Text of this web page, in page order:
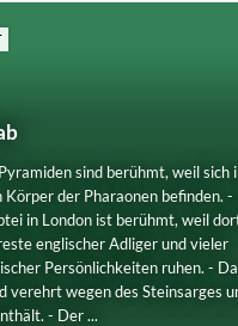
sind berühmt, weil sich
der Pharaonen befinden. -
in London ist berühmt, weil
englischer Adliger und vieler
Persönlichkeiten ruhen. -
verehrt wegen des Steinsarges
- Der ...